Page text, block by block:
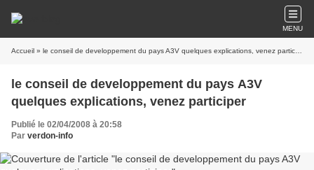
MENU
Accueil » le conseil de developpement du pays A3V quelques explications, venez participer
le conseil de developpement du pays A3V
quelques explications, venez participer
Publié le 02/04/2008 à 20:58
Par verdon-info